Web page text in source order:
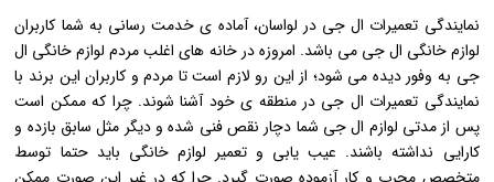
نمایندگی تعمیرات ال جی در لواسان، آماده ی خدمت رسانی به شما کاربران
لوازم خانگی ال جی می باشد. امروزه در خانه های اغلب مردم لوازم خانگی ال
جی به وفور دیده می شود؛ از این رو لازم است تا مردم و کاربران این برند با
نمایندگی تعمیرات ال جی در منطقه ی خود آشنا شوند. چرا که ممکن است
پس از مدتی لوازم ال جی شما دچار نقص فنی شده و دیگر مثل سابق بازده و
کارایی نداشته باشند. عیب یابی و تعمیر لوازم خانگی باید حتما توسط